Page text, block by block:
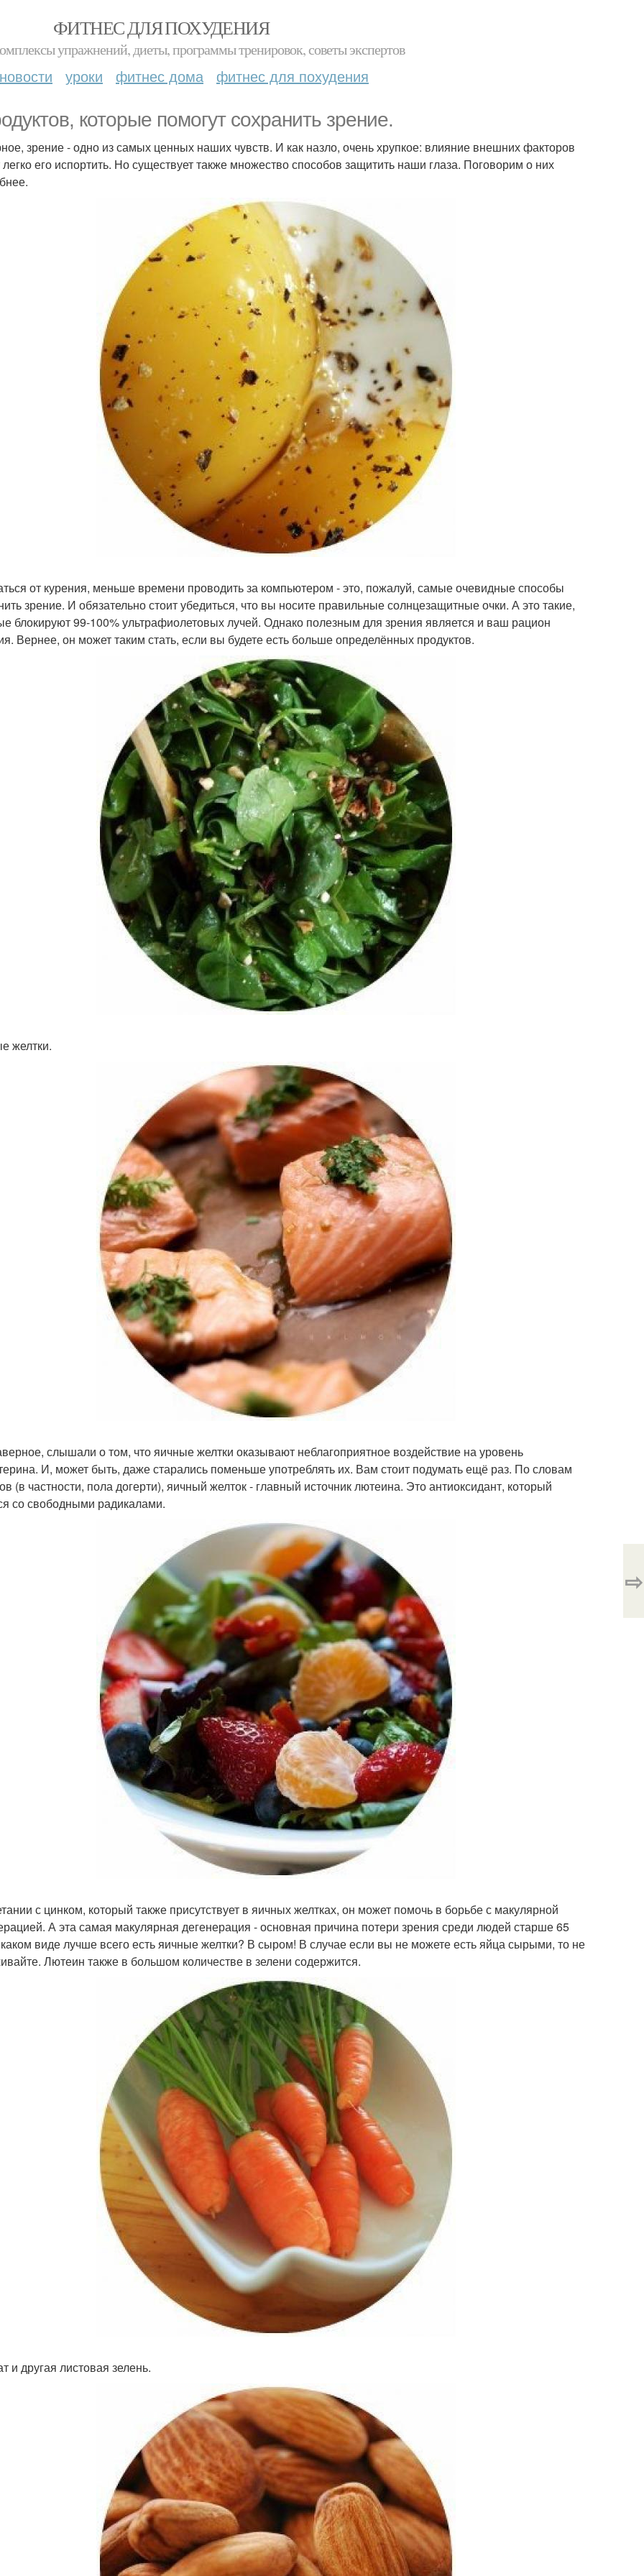
ФИТНЕС ДЛЯ ПОХУДЕНИЯ
упражнений, диеты, программы тренировок, советы экспертов
новости уроки фитнес дома фитнес для похудения
которые помогут сохранить зрение.
зрение - одно из самых ценных наших чувств. И как назло, очень хрупкое: влияние внешних факторов
его испортить. Но существует также множество способов защитить наши глаза. Поговорим о них
от курения, меньше времени проводить за компьютером - это, пожалуй, самые очевидные способы
зрение. И обязательно стоит убедиться, что вы носите правильные солнцезащитные очки. А это такие,
блокируют 99-100% ультрафиолетовых лучей. Однако полезным для зрения является и ваш рацион
Вернее, он может таким стать, если вы будете есть больше определённых продуктов.
желтки.
слышали о том, что яичные желтки оказывают неблагоприятное воздействие на уровень
И, может быть, даже старались поменьше употреблять их. Вам стоит подумать ещё раз. По словам
(в частности, пола догерти), яичный желток - главный источник лютеина. Это антиоксидант, который
со свободными радикалами.
с цинком, который также присутствует в яичных желтках, он может помочь в борьбе с макулярной
А эта самая макулярная дегенерация - основная причина потери зрения среди людей старше 65
виде лучше всего есть яичные желтки? В сыром! В случае если вы не можете есть яйца сырыми, то не
Лютеин также в большом количестве в зелени содержится.
и другая листовая зелень.
⇨